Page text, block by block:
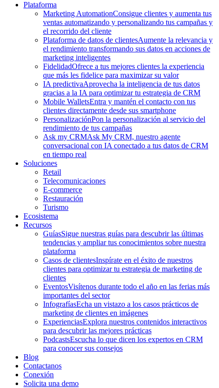
Plataforma
Marketing AutomationConsigue clientes y aumenta tus
ventas automatizando y personalizando tus campañas y
el recorrido del cliente
Plataforma de datos de clientesAumente la relevancia y
el rendimiento transformando sus datos en acciones de
marketing inteligentes
FidelidadOfrece a tus mejores clientes la experiencia
que más les fidelice para maximizar su valor
IA predictivaAprovecha la inteligencia de tus datos
gracias a la IA para optimizar tu estrategia de CRM
Mobile WalletsEntra y mantén el contacto con tus
clientes directamente desde sus smartphone
PersonalizaciónPon la personalización al servicio del
rendimiento de tus campañas
Ask my CRMAsk My CRM, nuestro agente
conversacional con IA conectado a tus datos de CRM
en tiempo real
Soluciones
Retail
Telecomunicaciones
E-commerce
Restauración
Turismo
Ecosistema
Recursos
GuíasSigue nuestras guías para descubrir las últimas
tendencias y ampliar tus conocimientos sobre nuestra
plataforma
Casos de clientesInspírate en el éxito de nuestros
clientes para optimizar tu estrategia de marketing de
clientes
EventosVisítenos durante todo el año en las ferias más
importantes del sector
InfografíasEcha un vistazo a los casos prácticos de
marketing de clientes en imágenes
ExperienciasExplora nuestros contenidos interactivos
para descubrir las mejores prácticas
PodcastsEscucha lo que dicen los expertos en CRM
para conocer sus consejos
Blog
Contactanos
Conexión
Solicita una demo